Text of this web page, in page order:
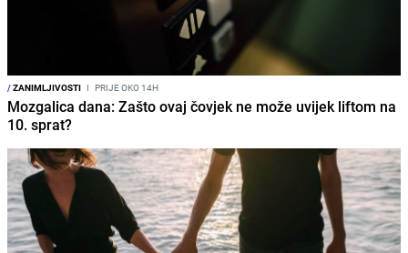
/ZANIMLJIVOSTI I PRIJE OKO 14H
Mozgalica dana: Zašto ovaj čovjek ne može uvijek liftom na
10. sprat?